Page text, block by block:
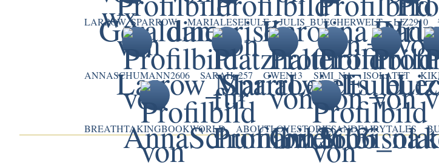
LARROW_SPARROW MARIALESEEULE JULIS_BUECHERWELT LIZ2910
ANNASCHUMANN2606 SARAH_257 GWEN13 SIMI_NA ISOLATET
BREATHTAKINGBOOKWORLD ABOUTLOVESTORIESANDFAIRYTALES